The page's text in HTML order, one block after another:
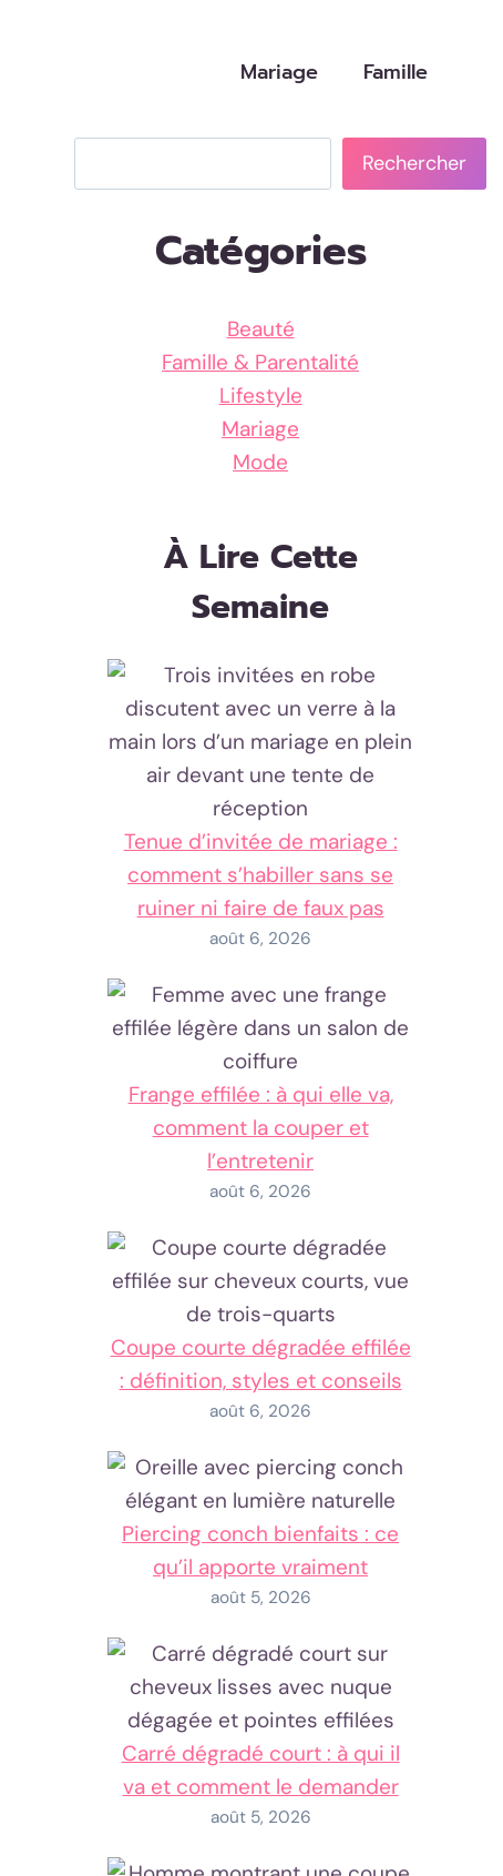
Mariage Famille
Rechercher
Catégories
Beauté
Famille & Parentalité
Lifestyle
Mariage
Mode
À Lire Cette
Semaine
Tenue d’invitée de mariage :
comment s’habiller sans se
ruiner ni faire de faux pas
août 6, 2026
Frange effilée : à qui elle va,
comment la couper et
l’entretenir
août 6, 2026
Coupe courte dégradée effilée
: définition, styles et conseils
août 6, 2026
Piercing conch bienfaits : ce
qu’il apporte vraiment
août 5, 2026
Carré dégradé court : à qui il
va et comment le demander
août 5, 2026